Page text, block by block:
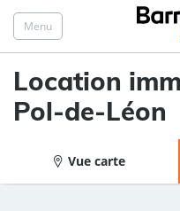
Menu
Location
Pol-de-Léon
Vue carte